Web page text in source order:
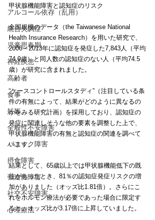
アルコール依存（乱用）
統合失調症
児童思春期
神経疾患
高齢者
食事
妊娠
全般性不安障害
パニック障害
摂食障害
強迫性障害
社交不安障害
心理療法
甲状腺機能障害と認知症のリスク
全国規模のデータ（the Taiwanese National
Health Insurance Research）を用いた研究で、
2006～2013年に認知症を発症した7,843人（平均
74.9歳）と同人数の認知症のない人（平均74.5
歳）が研究に含まれました。
“ケースコントロールスタディ”（注目している条
件の有無によって、結果がどのように異なるの
かをみる研究計画）を採用しており、認知症の
発症に関連しそうな他の要素を調整した上で、
甲状腺機能障害の有無と認知症の関連を調べて
います。
結果として、65歳以上では甲状腺機能低下の既
往があったとき、81％の認知症発症リスクの増
加がありました（オッズ比1.81倍）。さらにこ
れをホルモン療法が必要であった場合に限定す
ると、オッズ比が3.17倍に上昇していました。